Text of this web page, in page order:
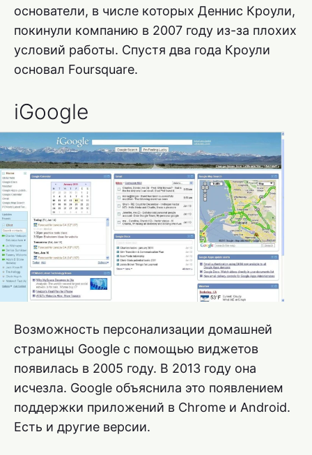
основатели, в числе которых Деннис Кроули,
покинули компанию в 2007 году из-за плохих
условий работы. Спустя два года Кроули
основал Foursquare.
iGoogle
Возможность персонализации домашней
страницы Google с помощью виджетов
появилась в 2005 году. В 2013 году она
исчезла. Google объяснила это появлением
поддержки приложений в Chrome и Android.
Есть и другие версии.